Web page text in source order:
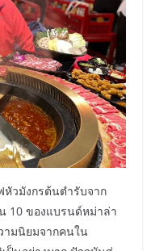
หัวมังกรต้นตำรับจาก
10 ของแบรนด์หม่าล่า
ามนิยมจากคนใน